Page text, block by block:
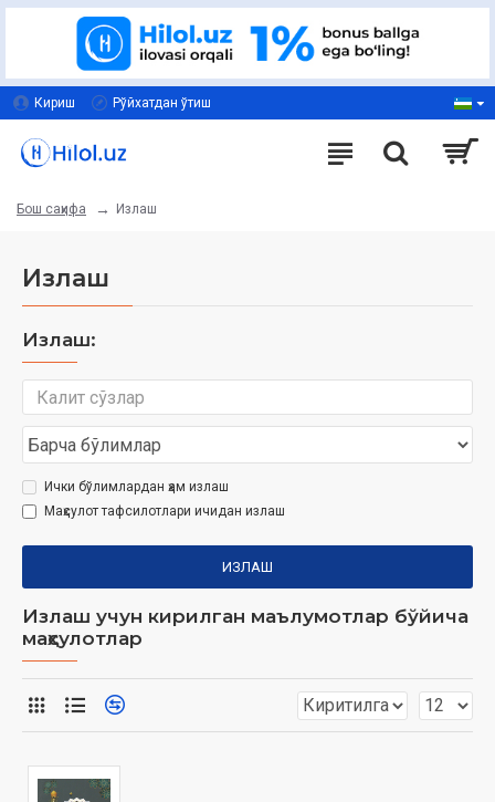
Кириш Рўйхатдан ўтиш
Бош саҳифа Излаш
Излаш
Излаш:
Ички бўлимлардан ҳам излаш
Маҳсулот тафсилотлари ичидан излаш
ИЗЛАШ
Излаш учун кирилган маълумотлар бўйича
маҳсулотлар